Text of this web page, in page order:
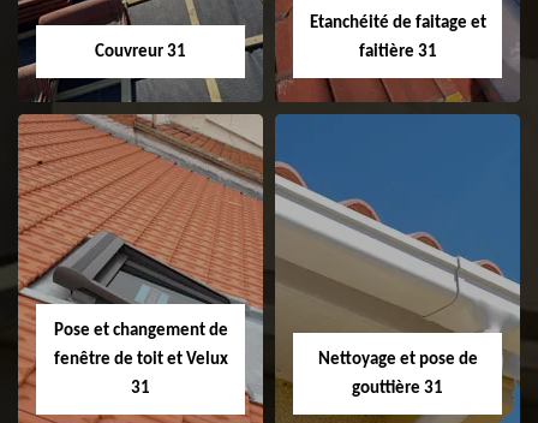
Couvreur 31
Couvreur 31
Etanchéité de faitage et
faitière 31
Etanchéité de
faitage et faitière
31
Pose et changement de
fenêtre de toit et Velux
31
Nettoyage et pose de
gouttière 31